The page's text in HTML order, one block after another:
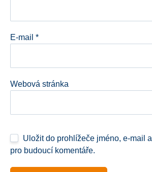
E-mail *
Webová stránka
Uložit do prohlížeče jméno, e-mail
pro budoucí komentáře.